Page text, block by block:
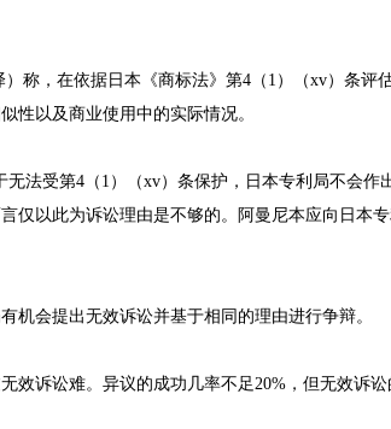
）称，在依据日本《商标法》第4（1）（xv）条
性以及商业使用中的实际情况。
法受第4（1）（xv）条保护，日本专利局不会
仅以此为诉讼理由是不够的。阿曼尼本应向日本
机会提出无效诉讼并基于相同的理由进行争辩。
效诉讼难。异议的成功几率不足20%，但无效诉讼